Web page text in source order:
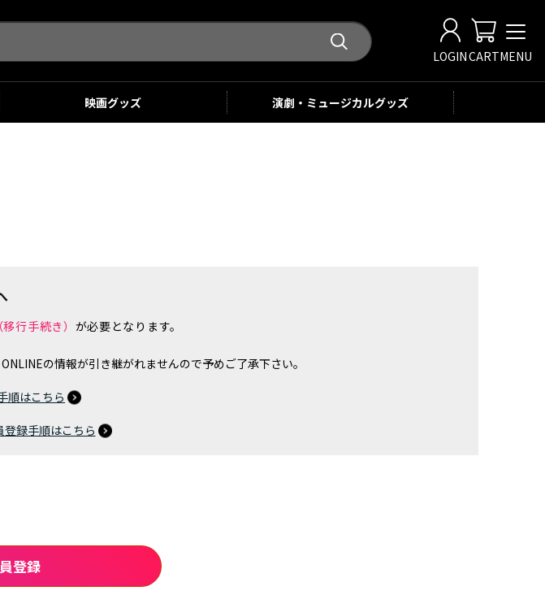
LOGINCARTMENU
映画グッズ 演劇・ミュージカルグッズ
行手続き） が必要となります。
の情報が引き継がれませんので予めご了承下さい。
順はこちら
録手順はこちら